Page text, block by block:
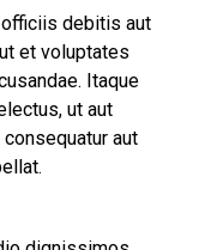
debitis aut
et voluptates
Itaque
ut aut
aut